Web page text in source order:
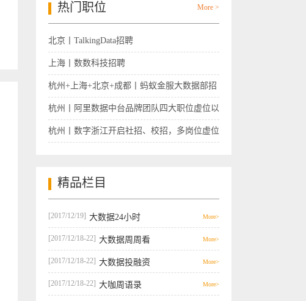
热门职位 More >
北京丨TalkingData招聘
上海丨数数科技招聘
杭州+上海+北京+成都丨蚂蚁金服大数据部招
聘
杭州丨阿里数据中台品牌团队四大职位虚位以
待
杭州丨数字浙江开启社招、校招，多岗位虚位
精品栏目
[2017/12/19] 大数据24小时 More>
[2017/12/18-22] 大数据周周看 More>
[2017/12/18-22] 大数据投融资 More>
[2017/12/18-22] 大咖周语录 More>